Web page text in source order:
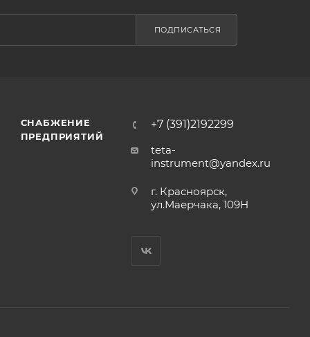
и
ПОДПИСАТЬСЯ
СНАБЖЕНИЕ
ПРЕДПРИЯТИЙ
+7 (391)2192299
teta-
instrument@yandex.ru
г. Красноярск,
ул.Маерчака, 109Н